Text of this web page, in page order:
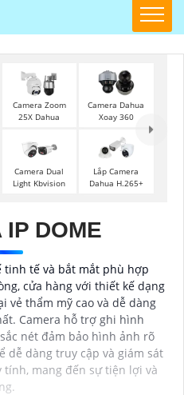
Camera Zoom
25X Dahua
Camera Dahua
Xoay 360
Camera Dual
Light Kbvision
Lắp Camera
Dahua H.265+
IP DOME
tinh tế và bắt mắt phù hợp
cửa hàng với thiết kế dạng
vẻ thẩm mỹ cao và dễ dàng
Camera hỗ trợ ghi hình
nét đảm bảo hình ảnh rõ
dễ dàng truy cập và giám sát
mang đến sự tiện lợi và